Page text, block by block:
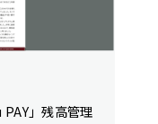
」残高管理